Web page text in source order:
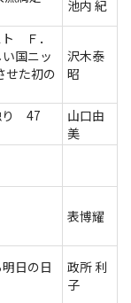
池内 紀
Ｆ．
国ニッ
せた初の
沢木泰
昭
り 47
山口由
美
表博耀
日の日
政所 利
子